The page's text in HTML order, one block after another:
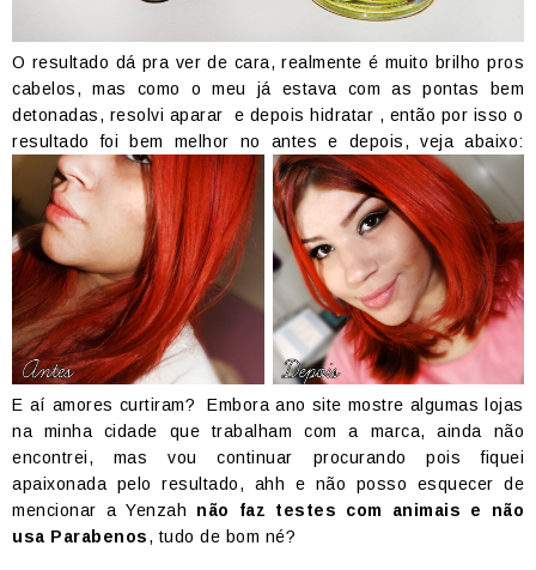
O resultado dá pra ver de cara, realmente é muito brilho pros
cabelos, mas como o meu já estava com as pontas bem
detonadas, resolvi aparar e depois hidratar , então por isso o
resultado foi bem melhor no antes e depois, veja abaixo:
E aí amores curtiram? Embora ano site mostre algumas lojas
na minha cidade que trabalham com a marca, ainda não
encontrei, mas vou continuar procurando pois fiquei
apaixonada pelo resultado, ahh e não posso esquecer de
mencionar a Yenzah não faz testes com animais e não
usa Parabenos, tudo de bom né?